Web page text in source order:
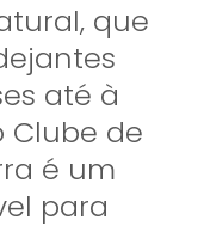
que
até à
Clube de
é um
para